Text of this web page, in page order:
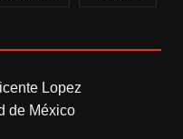
Lopez
de México